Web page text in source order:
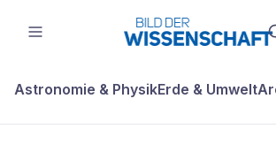
Astronomie & PhysikErde & Umwelt